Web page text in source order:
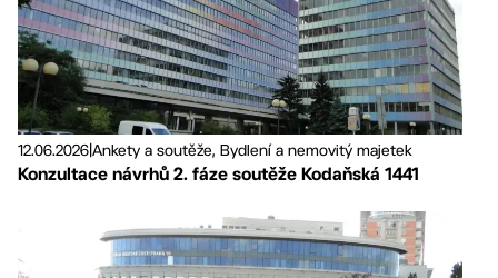
12.06.2026Ankety a soutěže, Bydlení a nemovitý majetek
Konzultace návrhů 2. fáze soutěže Kodaňská 1441